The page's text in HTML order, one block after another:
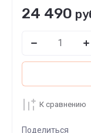
24 490
К сравнению
Поделиться